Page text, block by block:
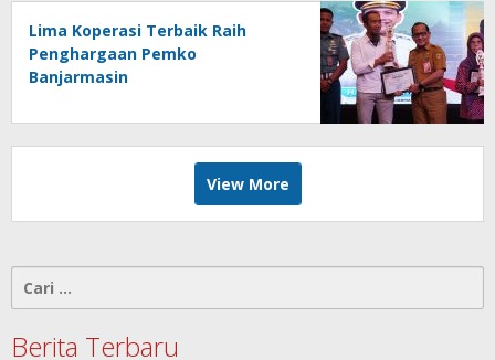
Lima Koperasi Terbaik Raih
Penghargaan Pemko
Banjarmasin
View More
untuk:
Berita Terbaru